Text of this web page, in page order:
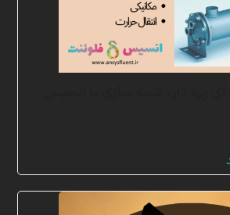
ای پره دار، شبیه سازی با انسیس